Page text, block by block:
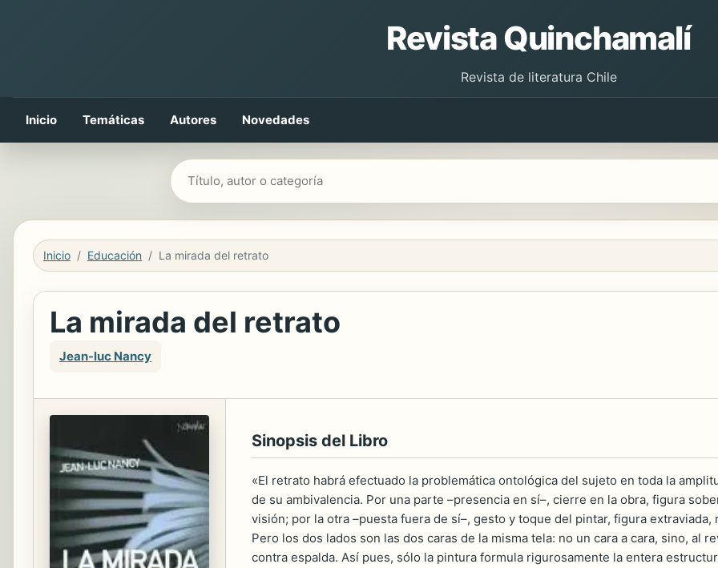
Revista Quinchamalí
Revista de literatura Chile
Inicio Temáticas Autores Novedades
Buscar libros
Inicio Educación La mirada del retrato
La mirada del retrato
Jean-luc Nancy
Sinopsis del Libro
«El retrato habrá efectuado la problemática ontológica del sujeto en toda la
de su ambivalencia. Por una parte –presencia en sí–, cierre en la obra, figura
visión; por la otra –puesta fuera de sí–, gesto y toque del pintar, figura
Pero los dos lados son las dos caras de la misma tela: no un cara a cara, sino, al
contra espalda. Así pues, sólo la pintura formula rigurosamente la entera